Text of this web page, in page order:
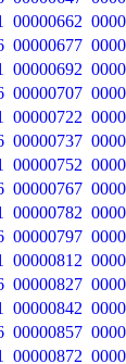
00000662
00000677
00000692
00000707
00000722
00000737
00000752
00000767
00000782
00000797
00000812
00000827
00000842
00000857
00000872